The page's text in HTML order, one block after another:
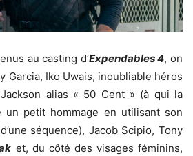
au casting d’Expendables 4, on
Garcia, Iko Uwais, inoubliable héros
alias « 50 Cent » (à qui la
un petit hommage en utilisant son
séquence), Jacob Scipio, Tony
et, du côté des visages féminins,